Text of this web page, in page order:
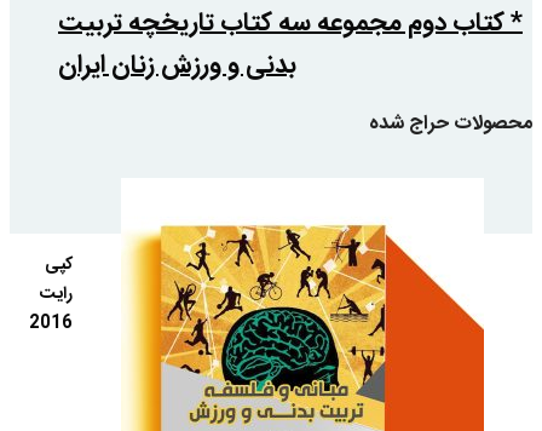
* کتاب دوم مجموعه سه کتاب تاریخچه تربیت
بدنی و ورزش زنان ایران
محصولات حراج شده
کپی
رایت
2016